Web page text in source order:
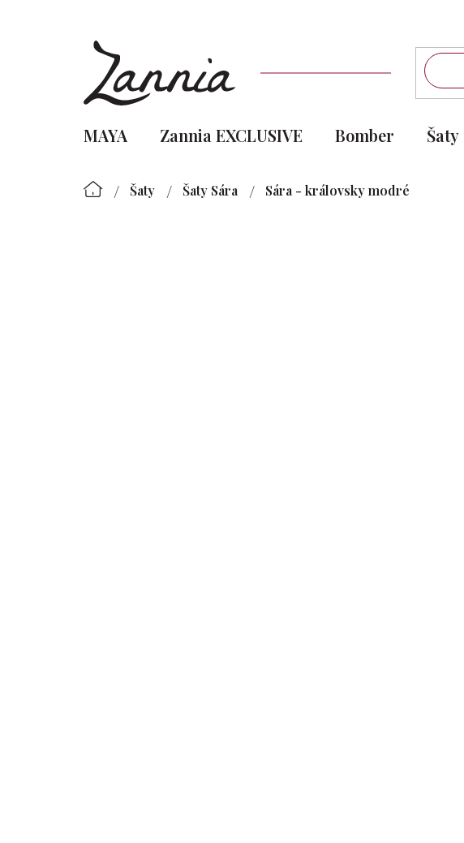
MAYA Zannia EXCLUSIVE Bomber Šaty
/ Šaty / Šaty Sára / Sára - královsky modré